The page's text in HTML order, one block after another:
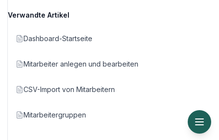
Verwandte Artikel
Dashboard-Startseite
Mitarbeiter anlegen und bearbeiten
CSV-Import von Mitarbeitern
Mitarbeitergruppen